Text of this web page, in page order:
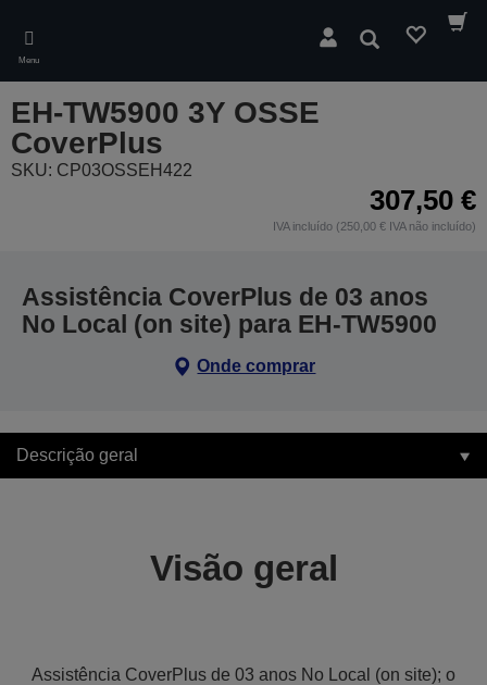
main
content
Menu
Pesquisar
EH-TW5900 3Y OSSE
CoverPlus
SKU: CP03OSSEH422
307,50 €
IVA incluído (250,00 € IVA não incluído)
Assistência CoverPlus de 03 anos
No Local (on site) para EH-TW5900
Onde comprar
Descrição geral
Visão geral
Assistência CoverPlus de 03 anos No Local (on site); o